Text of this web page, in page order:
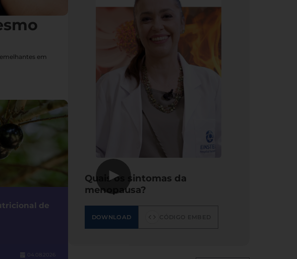
em
de
04.08.2026
▶
Quais os sintomas da
menopausa?
DOWNLOAD